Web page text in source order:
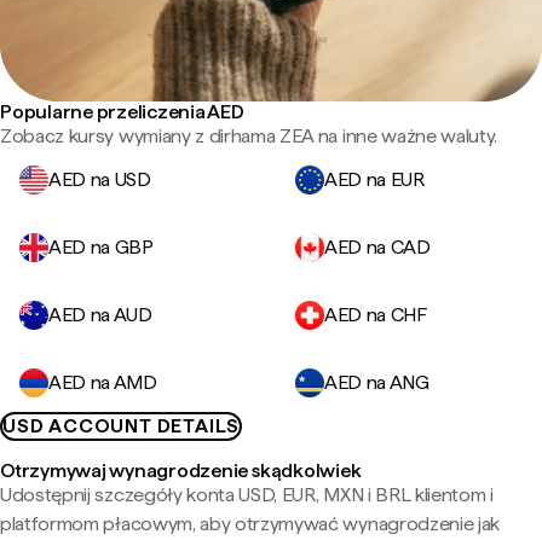
Popularne przeliczenia AED
Zobacz kursy wymiany z dirhama ZEA na inne ważne waluty.
AED na USD
AED na EUR
AED na GBP AED na CAD
AED na AUD AED na CHF
AED na AMD
AED na ANG
USD ACCOUNT DETAILS
Otrzymywaj wynagrodzenie skądkolwiek
Udostępnij szczegóły konta USD, EUR, MXN i BRL klientom i
platformom płacowym, aby otrzymywać wynagrodzenie jak